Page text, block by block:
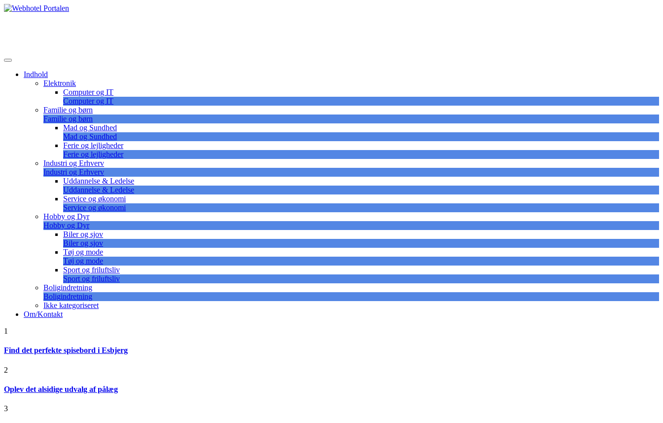
Skip
Indhold
Elektronik
Computer og IT
Computer og IT
Familie og børn
Familie og børn
Mad og Sundhed
Mad og Sundhed
Ferie og lejligheder
Ferie og lejligheder
Industri og Erhverv
Industri og Erhverv
Uddannelse & Ledelse
Uddannelse & Ledelse
Service og økonomi
Service og økonomi
Hobby og Dyr
Hobby og Dyr
Biler og sjov
Biler og sjov
Tøj og mode
Tøj og mode
Sport og friluftsliv
Sport og friluftsliv
Boligindretning
Boligindretning
Ikke kategoriseret
Om/Kontakt
1
Find det perfekte spisebord i Esbjerg
2
Oplev det alsidige udvalg af pålæg
3